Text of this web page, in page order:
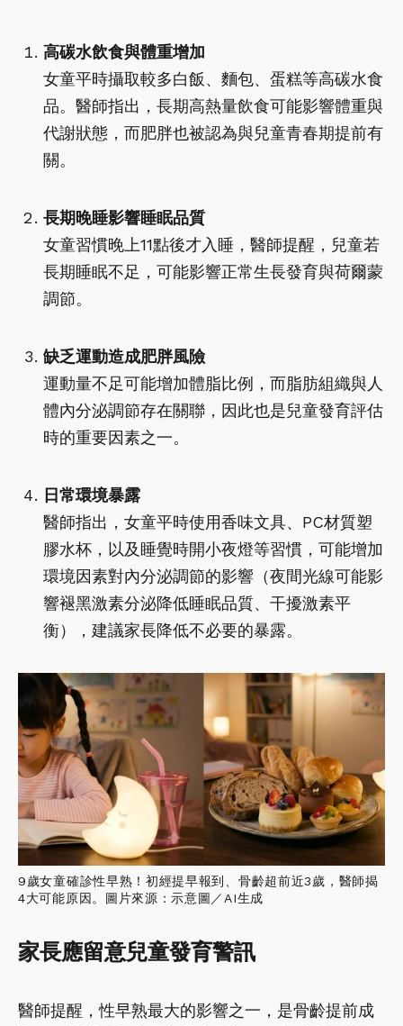
高碳水飲食與體重增加
女童平時攝取較多白飯、麵包、蛋糕等高碳水食
品。醫師指出，長期高熱量飲食可能影響體重與
代謝狀態，而肥胖也被認為與兒童青春期提前有
關。
長期晚睡影響睡眠品質
女童習慣晚上11點後才入睡，醫師提醒，兒童若
長期睡眠不足，可能影響正常生長發育與荷爾蒙
調節。
缺乏運動造成肥胖風險
運動量不足可能增加體脂比例，而脂肪組織與人
體內分泌調節存在關聯，因此也是兒童發育評估
時的重要因素之一。
日常環境暴露
醫師指出，女童平時使用香味文具、PC材質塑
膠水杯，以及睡覺時開小夜燈等習慣，可能增加
環境因素對內分泌調節的影響（夜間光線可能影
響褪黑激素分泌降低睡眠品質、干擾激素平
衡），建議家長降低不必要的暴露。
9歲女童確診性早熟！初經提早報到、骨齡超前近3歲，醫師揭
4大可能原因。圖片來源：示意圖／AI生成
家長應留意兒童發育警訊
醫師提醒，性早熟最大的影響之一，是骨齡提前成